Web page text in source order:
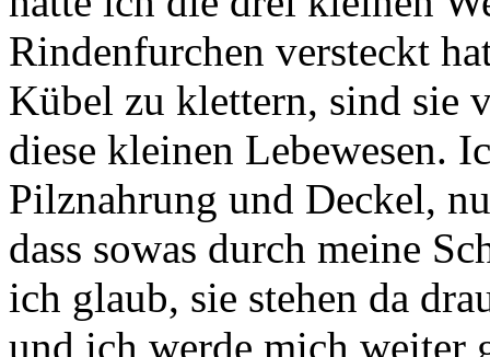
Rindenfurchen versteckt
Kübel zu klettern, sind sie
diese kleinen Lebewesen.
Pilznahrung und Deckel,
dass sowas durch meine
ich glaub, sie stehen da
und ich werde mich weiter